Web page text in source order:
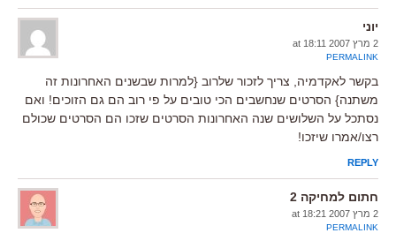
יוני
2 מרץ 2007 at 18:11
PERMALINK
בקשר לאקדמיה, צריך לזכור שלרוב {למרות שבשנים האחרונות זה
משתנה} הסרטים שנחשבים הכי טובים על פי רוב הם גם הזוכים! ואם
נסתכל על השלושים שנה האחרונות הסרטים שזכו הם הסרטים שכולם
רצו/אמרו שיזכו!
REPLY
חתום למחיקה 2
2 מרץ 2007 at 18:21
PERMALINK